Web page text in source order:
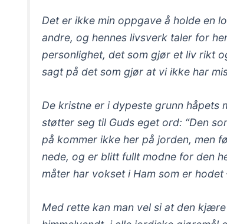
Det er ikke min oppgave å holde en
andre, og hennes livsverk taler for
personlighet, det som gjør et liv rikt
sagt på det som gjør at vi ikke har
De kristne er i dypeste grunn håpets
støtter seg til Guds eget ord: “Den
på kommer ikke her på jorden, men
nede, og er blitt fullt modne for den
måter har vokset i Ham som er hodet
Med rette kan man vel si at den